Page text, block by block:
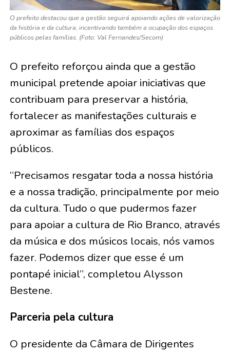
O prefeito destacou que a gestão seguirá apoiando ações de valorização
da história e da cultura, incentivando também a ocupação dos espaços
públicos pelas famílias. (Foto: Val Fernandes/Secom)
O prefeito reforçou ainda que a gestão
municipal pretende apoiar iniciativas que
contribuam para preservar a história,
fortalecer as manifestações culturais e
aproximar as famílias dos espaços
públicos.
“Precisamos resgatar toda a nossa história
e a nossa tradição, principalmente por meio
da cultura. Tudo o que pudermos fazer
para apoiar a cultura de Rio Branco, através
da música e dos músicos locais, nós vamos
fazer. Podemos dizer que esse é um
pontapé inicial”, completou Alysson
Bestene.
Parceria pela cultura
O presidente da Câmara de Dirigentes